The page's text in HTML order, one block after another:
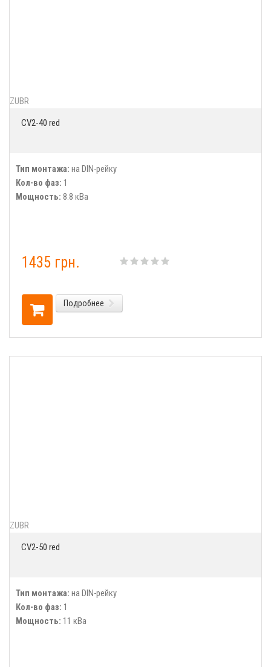
ZUBR
CV2-40 red
Тип монтажа: на DIN-рейку
Кол-во фаз: 1
Мощность: 8.8 кВа
1435 грн.
Подробнее
ZUBR
CV2-50 red
Тип монтажа: на DIN-рейку
Кол-во фаз: 1
Мощность: 11 кВа